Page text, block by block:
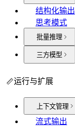
结构化输出
思考模式
批量推理
三方模型
运行与扩展
上下文管理
流式输出